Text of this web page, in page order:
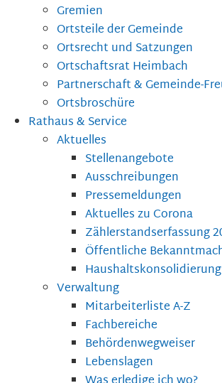
Gremien
Ortsteile der Gemeinde
Ortsrecht und Satzungen
Ortschaftsrat Heimbach
Partnerschaft & Gemeinde-
Ortsbroschüre
Rathaus & Service
Aktuelles
Stellenangebote
Ausschreibungen
Pressemeldungen
Aktuelles zu Corona
Zählerstandserfassung
Öffentliche
Haushaltskonsolidierung
Verwaltung
Mitarbeiterliste A-Z
Fachbereiche
Behördenwegweiser
Lebenslagen